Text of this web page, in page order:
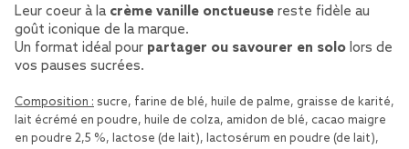
Leur coeur à la crème vanille onctueuse reste fidèle au
goût iconique de la marque.
Un format idéal pour partager ou savourer en solo lors de
vos pauses sucrées.
Composition : sucre, farine de blé, huile de palme, graisse de karité,
lait écrémé en poudre, huile de colza, amidon de blé, cacao maigre
en poudre 2,5 %, lactose (de lait), lactosérum en poudre (de lait),